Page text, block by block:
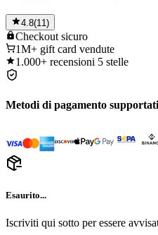
4.8(11)
Checkout sicuro
1M+ gift card vendute
1.000+ recensioni 5 stelle
Metodi di pagamento supportati
Esaurito...
Iscriviti qui sotto per essere